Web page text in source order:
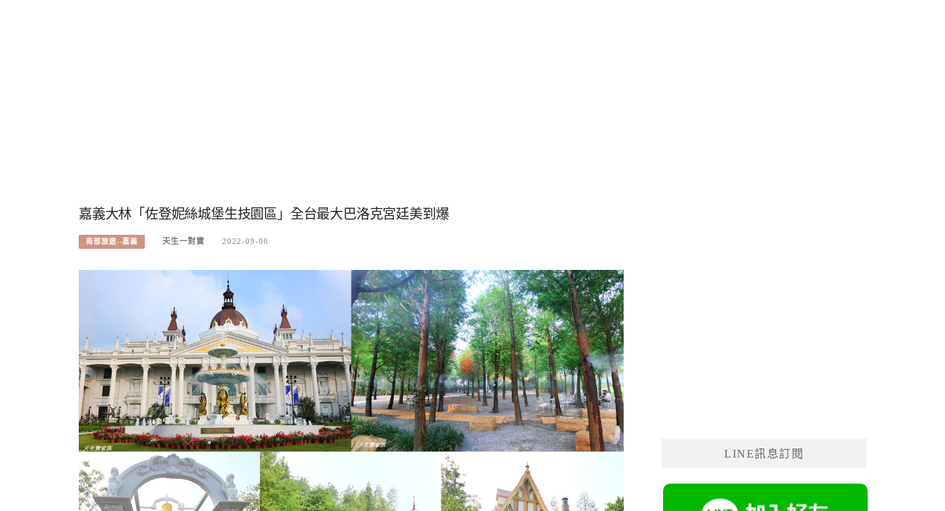
嘉義大林「佐登妮絲城堡生技園區」全台最大巴洛克宮廷美到爆
南部旅遊--嘉義 天生一對寶 2022-09-06
LINE訊息訂閱